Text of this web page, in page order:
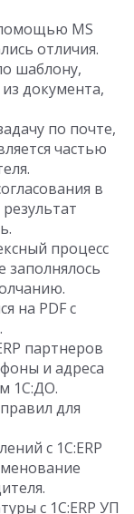
MS
отличия.
шаблону,
документа,
по почте,
частью
в
процесс
заполнялось
на PDF с
партнеров
и адреса
1С:ДО.
для
с 1C:ERP
с 1C:ERP УП